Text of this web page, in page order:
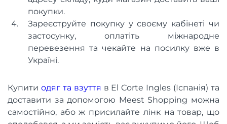
покупки.
Зареєструйте покупку у своєму кабінеті чи
застосунку, оплатіть міжнародне
перевезення та чекайте на посилку вже в
Україні.
Купити одяг та взуття в El Corte Ingles (Іспанія) та
доставити за допомогою Meest Shopping можна
самостійно, або ж присилайте лінк на товар, що